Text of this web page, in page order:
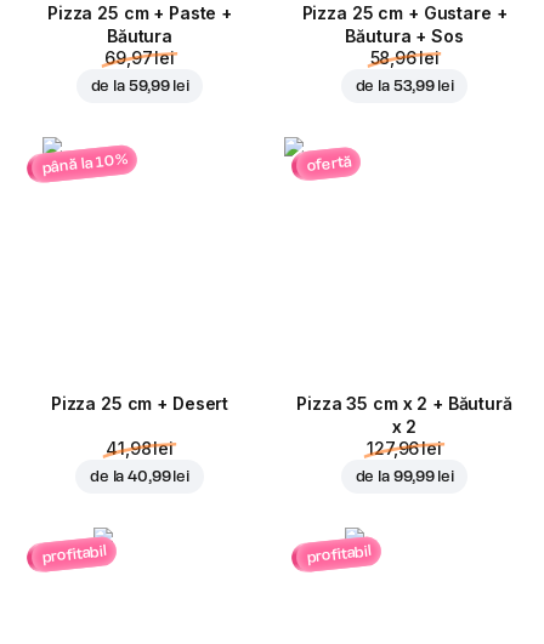
Pizza 25 cm + Paste +
Băutura
69,97 lei
de la 59,99 lei
Pizza 25 cm + Gustare +
Băutura + Sos
58,96 lei
de la 53,99 lei
până la 10%
Pizza 25 cm + Desert
41,98 lei
de la40,99 lei
ofertă
Pizza 35 cm x 2 + Băutură
x 2
127,96 lei
de la 99,99 lei
profitabil profitabil